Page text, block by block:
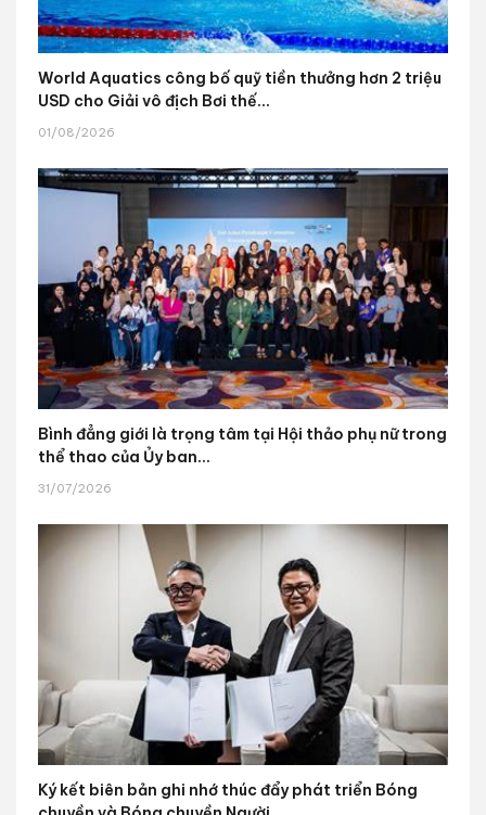
World Aquatics công bố quỹ tiền thưởng hơn 2 triệu
USD cho Giải vô địch Bơi thế...
01/08/2026
Bình đẳng giới là trọng tâm tại Hội thảo phụ nữ trong
thể thao của Ủy ban...
31/07/2026
Ký kết biên bản ghi nhớ thúc đẩy phát triển Bóng